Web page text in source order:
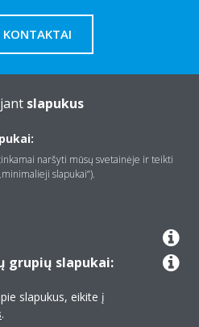
KONTAKTAI
slapukus
naršyti mūsų svetainėje ir teikti
slapukai“).
grupių slapukai:
slapukus, eikite į
.